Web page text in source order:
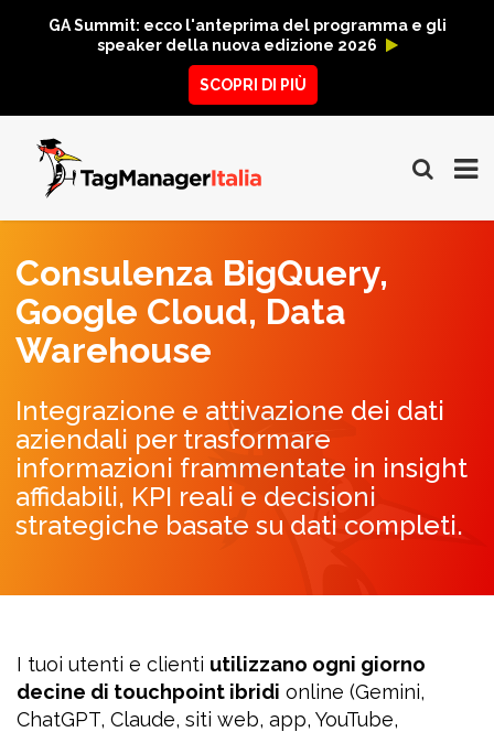
GA Summit: ecco l'anteprima del programma e gli
speaker della nuova edizione 2026
SCOPRI DI PIÙ
Consulenza BigQuery,
Google Cloud, Data
Warehouse
Integrazione e attivazione dei dati
aziendali per trasformare
informazioni frammentate in insight
affidabili, KPI reali e decisioni
strategiche basate su dati completi.
I tuoi utenti e clienti utilizzano ogni giorno
decine di touchpoint ibridi online (Gemini,
ChatGPT, Claude, siti web, app, YouTube,